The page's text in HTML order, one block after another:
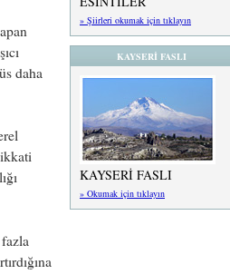
daha
» Şiirleri okumak için tıklayın
KAYSERİ FASLI
KAYSERİ FASLI
» Okumak için tıklayın